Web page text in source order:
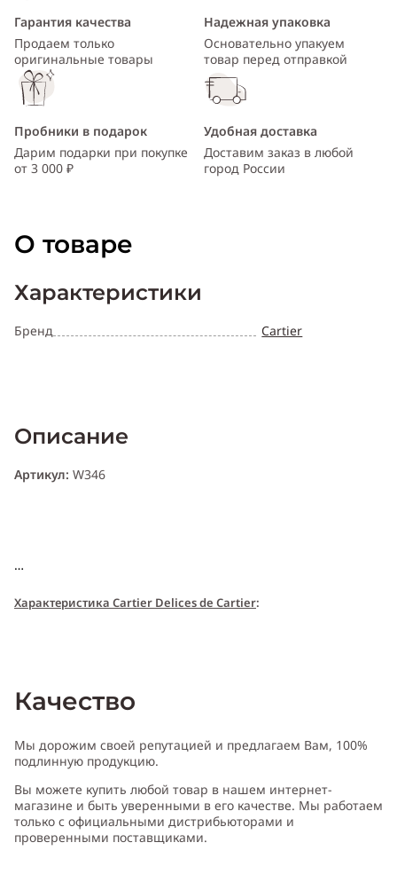
Гарантия качества
Продаем только
оригинальные товары
Надежная упаковка
Основательно упакуем
товар перед отправкой
Пробники в подарок
Дарим подарки при покупке
от 3 000 ₽
Удобная доставка
Доставим заказ в любой
город России
О товаре
Характеристики
Бренд Cartier
Описание
Артикул: W346
Характеристика Cartier Delices de Cartier:
Cодержит ноты:бергамот, вишня, розовый перец, жасмин,
фиалка, фрезия, амбра, бобы тонка, мускус, сандаловое дерево
Качество
Мы дорожим своей репутацией и предлагаем Вам, 100%
подлинную продукцию.
Вы можете купить любой товар в нашем интернет-
магазине и быть уверенными в его качестве. Мы работаем
только с официальными дистрибьюторами и
проверенными поставщиками.